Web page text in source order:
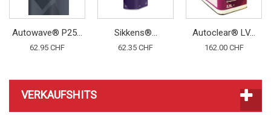
Autowave® P25...
62.95 CHF
Sikkens®...
62.35 CHF
Autoclear® LV...
162.00 CHF
VERKAUFSHITS